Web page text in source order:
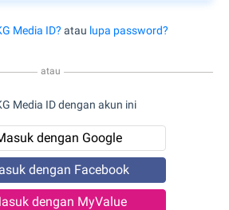
Media ID? atau lupa password?
atau
Media ID dengan akun ini
dengan Google
dengan Facebook
dengan MyValue